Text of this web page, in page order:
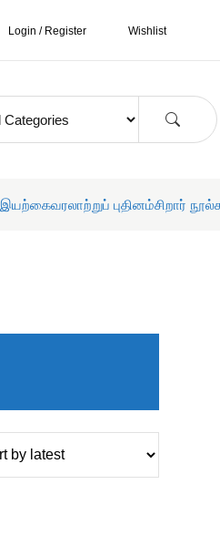
Login / Register Wishlist
இயற்கைவரலாற்றுப் புதினம்சிறார்